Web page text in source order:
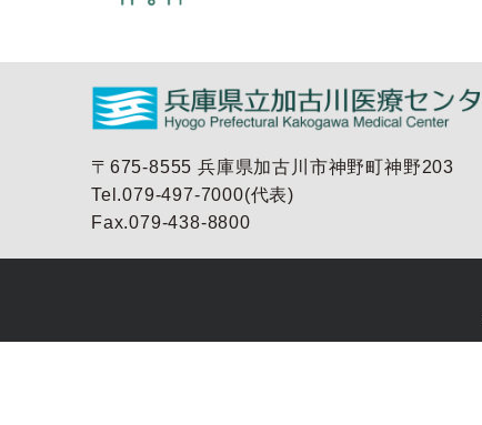
〒675-8555 兵庫県加古川市神野町神野203
Tel.079-497-7000(代表)
Fax.079-438-8800